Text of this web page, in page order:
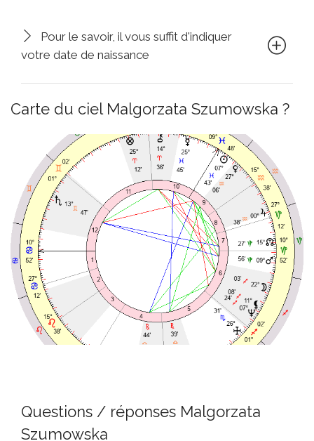
Pour le savoir, il vous suffit d'indiquer
votre date de naissance
Carte du ciel Malgorzata Szumowska ?
Questions / réponses Malgorzata
Szumowska